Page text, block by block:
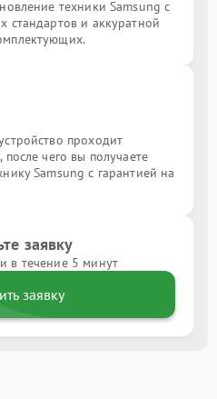
техники Samsung с
стандартов и аккуратной
проходит
чего вы получаете
Samsung с гарантией на
заявку
в течение 5 минут
заявку